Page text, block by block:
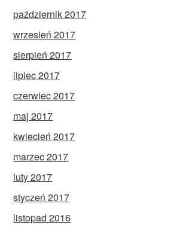
październik 2017
wrzesień 2017
sierpień 2017
lipiec 2017
czerwiec 2017
maj 2017
kwiecień 2017
marzec 2017
luty 2017
styczeń 2017
listopad 2016